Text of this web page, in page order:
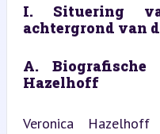
I. Situering
achtergrond van
A. Biografische
Hazelhoff
Veronica